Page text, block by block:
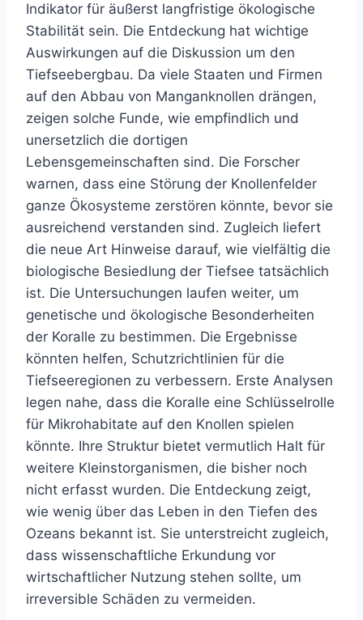
Indikator für äußerst langfristige ökologische
Stabilität sein. Die Entdeckung hat wichtige
Auswirkungen auf die Diskussion um den
Tiefseebergbau. Da viele Staaten und Firmen
auf den Abbau von Manganknollen drängen,
zeigen solche Funde, wie empfindlich und
unersetzlich die dortigen
Lebensgemeinschaften sind. Die Forscher
warnen, dass eine Störung der Knollenfelder
ganze Ökosysteme zerstören könnte, bevor sie
ausreichend verstanden sind. Zugleich liefert
die neue Art Hinweise darauf, wie vielfältig die
biologische Besiedlung der Tiefsee tatsächlich
ist. Die Untersuchungen laufen weiter, um
genetische und ökologische Besonderheiten
der Koralle zu bestimmen. Die Ergebnisse
könnten helfen, Schutzrichtlinien für die
Tiefseeregionen zu verbessern. Erste Analysen
legen nahe, dass die Koralle eine Schlüsselrolle
für Mikrohabitate auf den Knollen spielen
könnte. Ihre Struktur bietet vermutlich Halt für
weitere Kleinstorganismen, die bisher noch
nicht erfasst wurden. Die Entdeckung zeigt,
wie wenig über das Leben in den Tiefen des
Ozeans bekannt ist. Sie unterstreicht zugleich,
dass wissenschaftliche Erkundung vor
wirtschaftlicher Nutzung stehen sollte, um
irreversible Schäden zu vermeiden.